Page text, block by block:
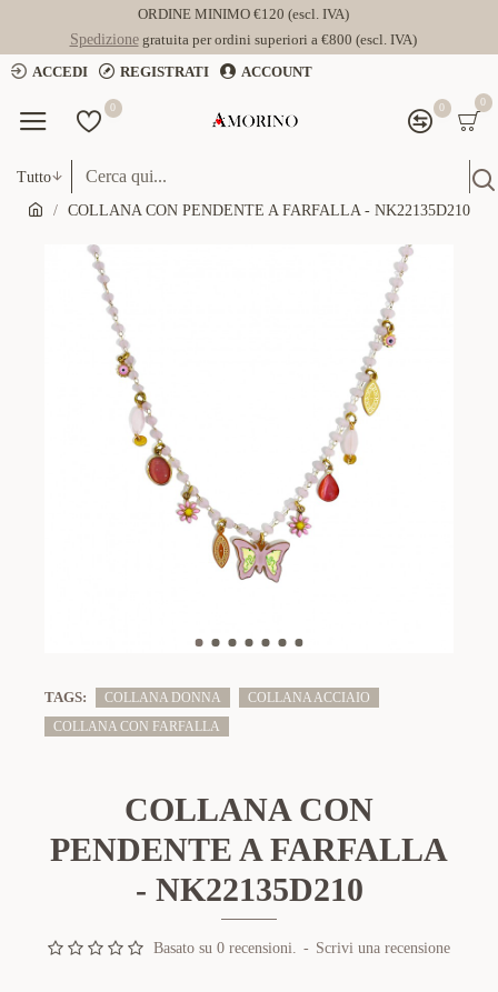
ORDINE MINIMO €120 (escl. IVA)
Spedizionegratuita per ordini superiori a €800 (escl. IVA)
ACCEDI
REGISTRATI ACCOUNT
0 0 0
Tutto
COLLANA CON PENDENTE A FARFALLA - NK22135D210
TAGS: COLLANA DONNA
COLLANA ACCIAIO
COLLANA CON FARFALLA
COLLANA CON
PENDENTE A FARFALLA
- NK22135D210
Basato su 0 recensioni. - Scrivi una recensione